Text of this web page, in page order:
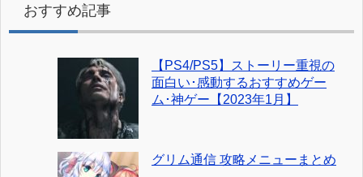
おすすめ記事
【PS4/PS5】ストーリー重視の
面白い･感動するおすすめゲー
ム･神ゲー【2023年1月】
グリム通信 攻略メニューまとめ